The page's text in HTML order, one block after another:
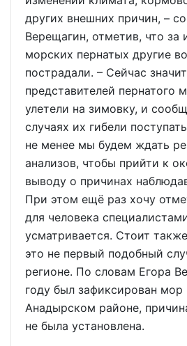
других внешних причин, –
Верещагин, отметив, что за
морских пернатых другие
пострадали. – Сейчас
представителей пернатого
улетели на зимовку, и
случаях их гибели
не менее мы будем ждать
анализов, чтобы прийти к
выводу о причинах
При этом ещё раз хочу
для человека
усматривается. Стоит
это не первый подобный
регионе. По словам Егора
году был зафиксирован
Анадырском районе,
не была установлена.